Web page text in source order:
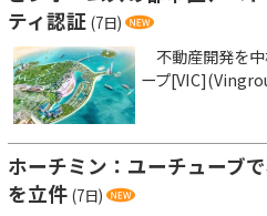
ティ認証 (7日)
不動産開発を
ープ
ホーチミン：ユーチューブ
を立件 (7日)